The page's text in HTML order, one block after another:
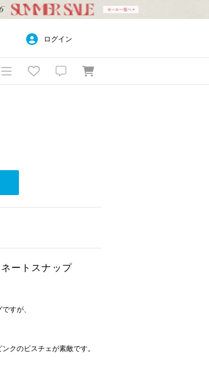
ログイン
ートスナップ
すが、
クのビスチェが素敵です。